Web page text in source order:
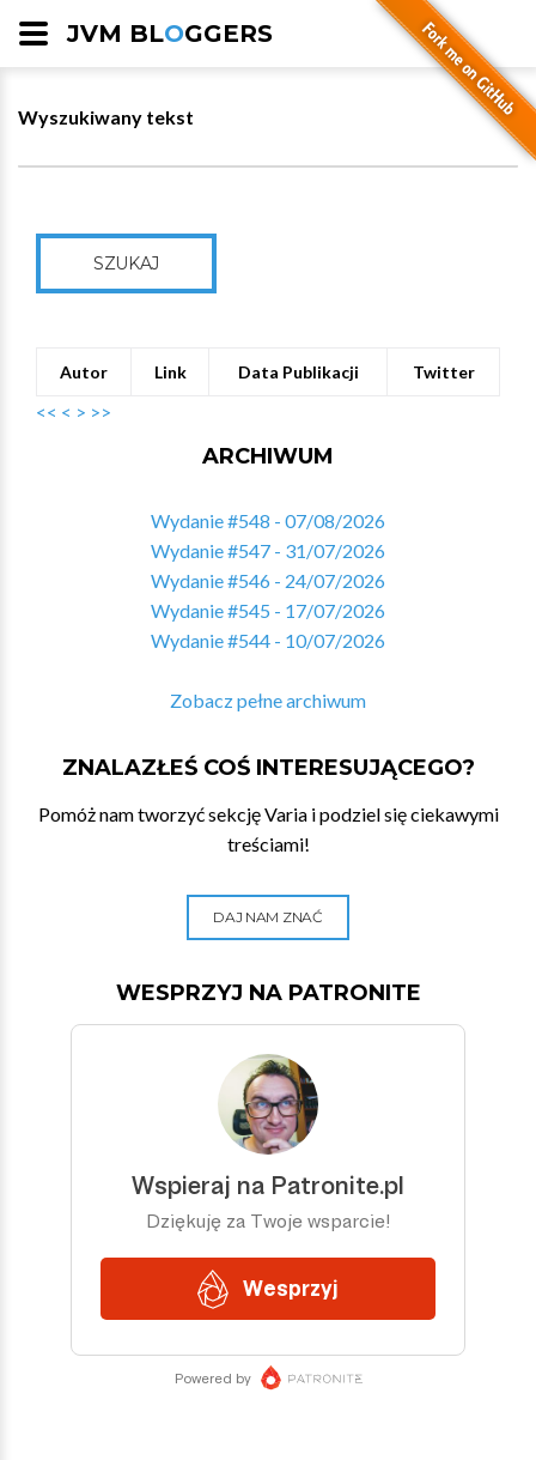
JVM BLOGGERS
Wyszukiwany tekst
SZUKAJ
Autor Link Data Publikacji Twitter
<< < > >>
ARCHIWUM
Wydanie #548 - 07/08/2026
Wydanie #547 - 31/07/2026
Wydanie #546 - 24/07/2026
Wydanie #545 - 17/07/2026
Wydanie #544 - 10/07/2026
Zobacz pełne archiwum
ZNALAZŁEŚ COŚ INTERESUJĄCEGO?
Pomóż nam tworzyć sekcję Varia i podziel się ciekawymi
treściami!
DAJ NAM ZNAĆ
WESPRZYJ NA PATRONITE